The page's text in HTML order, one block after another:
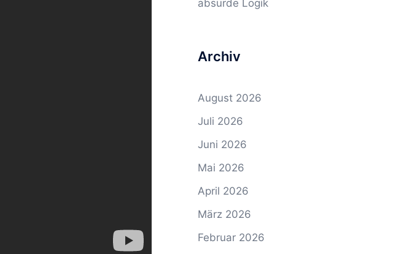
absurde Logik
Archiv
August 2026
Juli 2026
Juni 2026
Mai 2026
April 2026
März 2026
Februar 2026